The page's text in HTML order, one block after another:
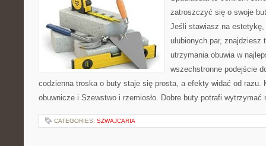
zatroszczyć się o swoje
Jeśli stawiasz na estetykę,
ulubionych par, znajdziesz
utrzymania obuwia w
wszechstronne podejście
codzienna troska o buty staje się prosta, a efekty widać od razu.
obuwnicze i Szewstwo i rzemiosło. Dobre buty potrafi wytrzymać
CATEGORIES: SZWAJCARIA